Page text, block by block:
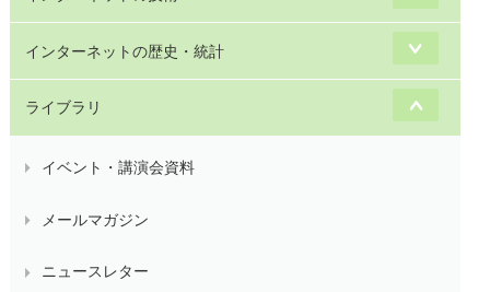
インターネットの歴史・統計
ライブラリ
イベント・講演会資料
メールマガジン
ニュースレター